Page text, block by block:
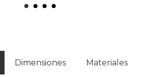
Dimensiones Materiales